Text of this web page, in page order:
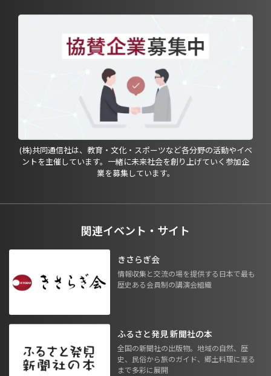
(株)共同通信社は、教育・文化・スポーツなど各分野の活動やイベ
ントを主催しています。一緒に未来社会を創り上げていく参加企
業を募集しています。
関連イベント・サイト
きさらぎ会
情報収集と交流の場を提供する日本で最も
歴史ある会員制の講演会組織
ふるさと発見 新聞社の本
全国の新聞社の出版物。地域の自然、歴
史、民俗から旅のガイド、郷土料理に至る
まで多彩に展開